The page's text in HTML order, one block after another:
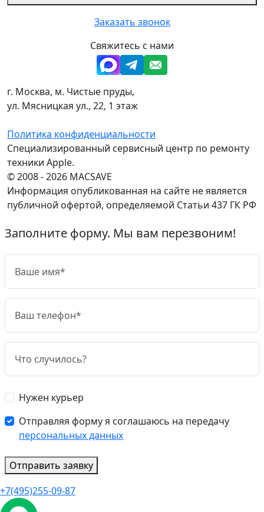
Заказать звонок
Свяжитесь с нами
г. Москва, м. Чистые пруды,
ул. Мясницкая ул., 22, 1 этаж
Политика конфиденциальности
Специализированный сервисный центр по ремонту
техники Apple.
© 2008 - 2026 MACSAVE
Информация опубликованная на сайте не является
публичной офертой, определяемой Статьи 437 ГК РФ
Заполните форму. Мы вам перезвоним!
Нужен курьер
Отправляя форму я соглашаюсь на передачу
персональных данных
Отправить заявку
+7(495)255-09-87